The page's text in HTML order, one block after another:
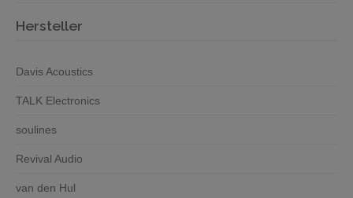
Hersteller
Davis Acoustics
TALK Electronics
soulines
Revival Audio
van den Hul